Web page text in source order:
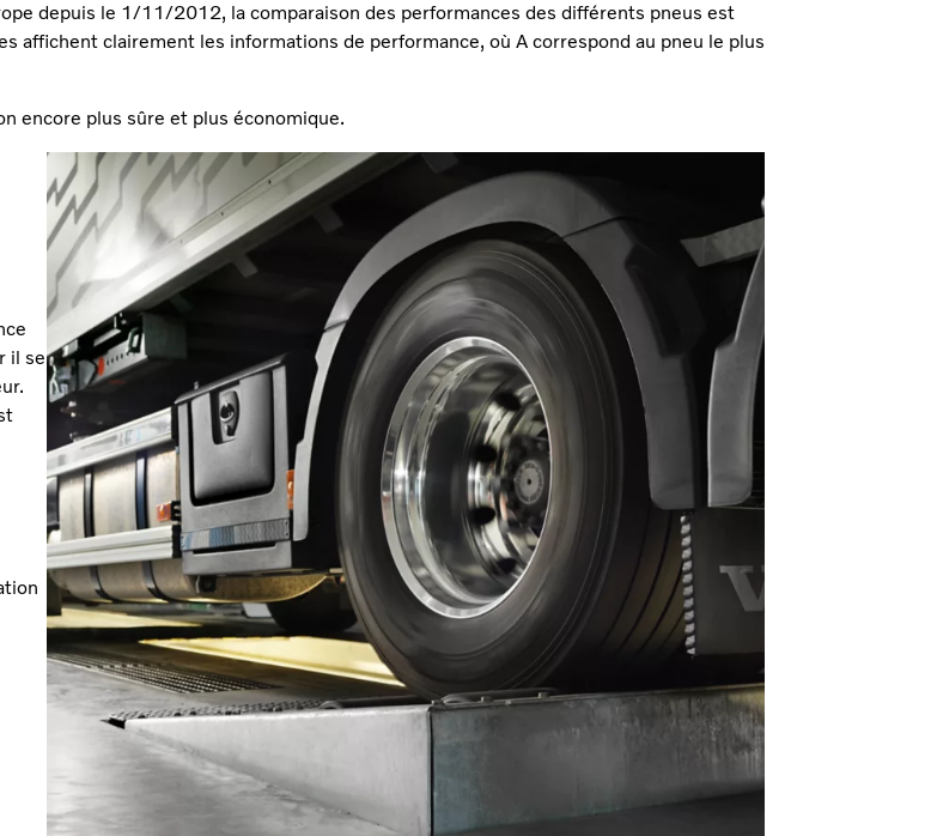
depuis le 1/11/2012, la comparaison des performances des différents pneus est
clairement les informations de performance, où A correspond au pneu le plus
encore plus sûre et plus économique.
il se